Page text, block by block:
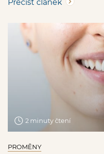
Přečíst článek
2 minuty čtení
PROMĚNY